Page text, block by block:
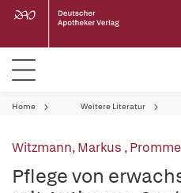
Home Weitere Literatur
Witzmann, Markus ,
Pflege von